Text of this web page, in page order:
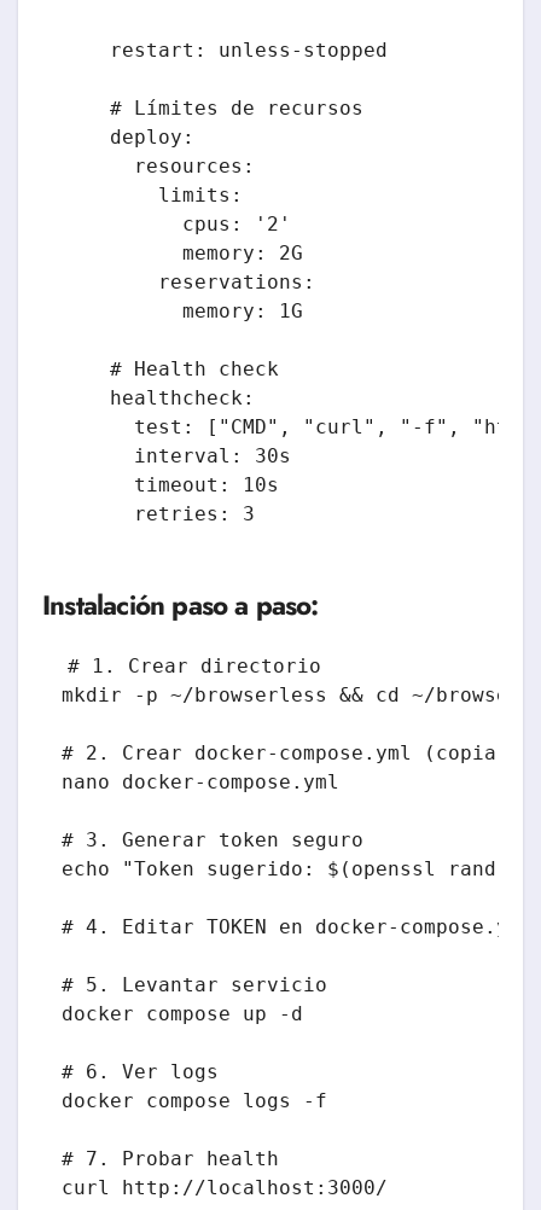
    restart: unless-stopped
    # Límites de recursos
    deploy:
      resources:
        limits:
          cpus: '2'
          memory: 2G
        reservations:
          memory: 1G
    # Health check
    healthcheck:
test: ["CMD", "curl", "-f",
      interval: 30s
      timeout: 10s
Instalación paso a paso:
# 1. Crear directorio
mkdir -p ~/browserless && cd ~/
# 2. Crear docker-compose.yml (copiar
nano docker-compose.yml
# 3. Generar token seguro
echo "Token sugerido: $(openssl rand -
# 4. Editar TOKEN en docker-compose.yml
# 5. Levantar servicio
docker compose up -d
# 6. Ver logs
docker compose logs -f
# 7. Probar health
curl http://localhost:3000/